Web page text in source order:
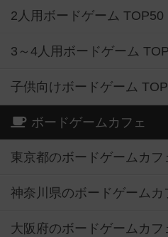
2人用ボードゲーム TOP50
3～4人用ボードゲーム
子供向けボードゲーム
ボードゲームカフェ
東京都のボードゲームカフ
神奈川県のボードゲームカ
大阪府のボードゲームカフ